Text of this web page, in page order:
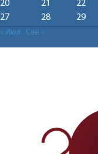
20
21 22
27
28 29
« Июл Сен »